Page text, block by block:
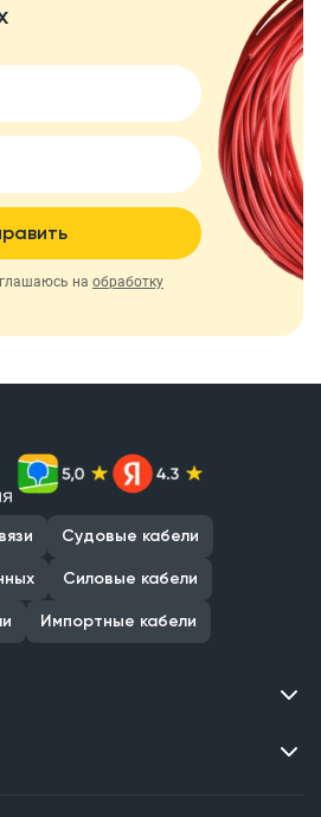
на обработку
Судовые кабели
Силовые кабели
Импортные кабели